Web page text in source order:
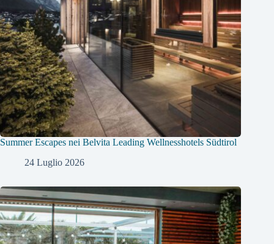
Summer Escapes nei Belvita Leading Wellnesshotels Südtirol
24 Luglio 2026